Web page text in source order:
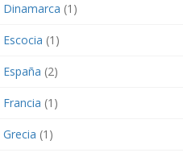
Dinamarca (1)
Escocia (1)
España (2)
Francia (1)
Grecia (1)